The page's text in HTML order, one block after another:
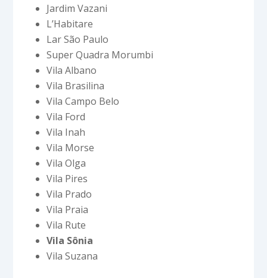
Jardim Vazani
L’Habitare
Lar São Paulo
Super Quadra Morumbi
Vila Albano
Vila Brasilina
Vila Campo Belo
Vila Ford
Vila Inah
Vila Morse
Vila Olga
Vila Pires
Vila Prado
Vila Praia
Vila Rute
Vila Sônia
Vila Suzana